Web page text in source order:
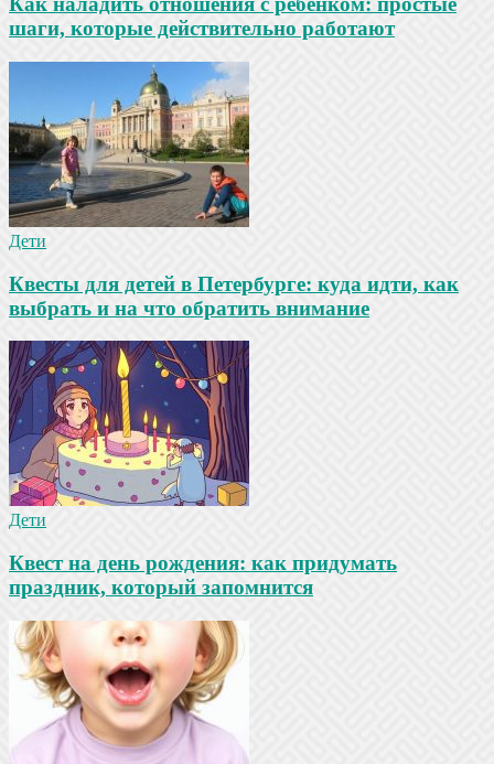
шаги, которые действительно работают
Дети
Квесты для детей в Петербурге: куда идти, как
выбрать и на что обратить внимание
Дети
Квест на день рождения: как придумать
праздник, который запомнится